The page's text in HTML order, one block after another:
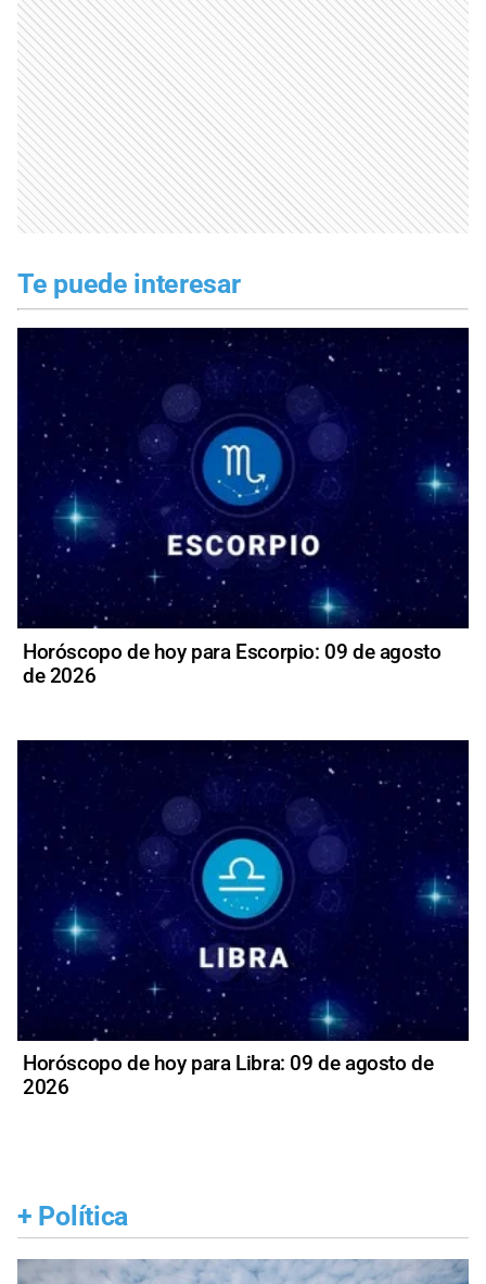
Te puede interesar
Horóscopo de hoy para Escorpio: 09 de agosto
de 2026
Horóscopo de hoy para Libra: 09 de agosto de
2026
+ Política